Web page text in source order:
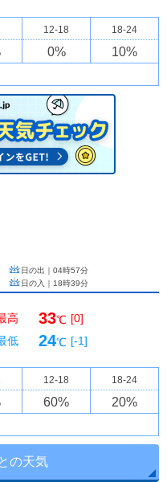
12-18 18-24
0% 10%
日の出｜ 04時57分
日の入｜ 18時39分
高 33℃ [0]
低
24℃ [-1]
12-18 18-24
60% 20%
の天気